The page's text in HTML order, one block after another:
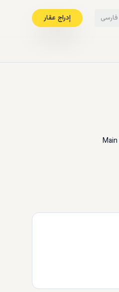
فارسی إدراج عقار